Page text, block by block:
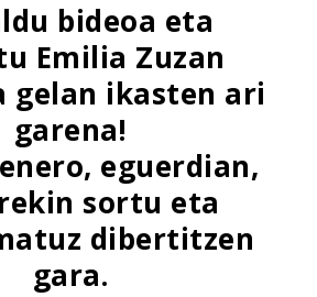
bideoa eta
Emilia Zuzan
gelan ikasten ari
garena!
eguerdian,
sortu eta
dibertitzen
gara.